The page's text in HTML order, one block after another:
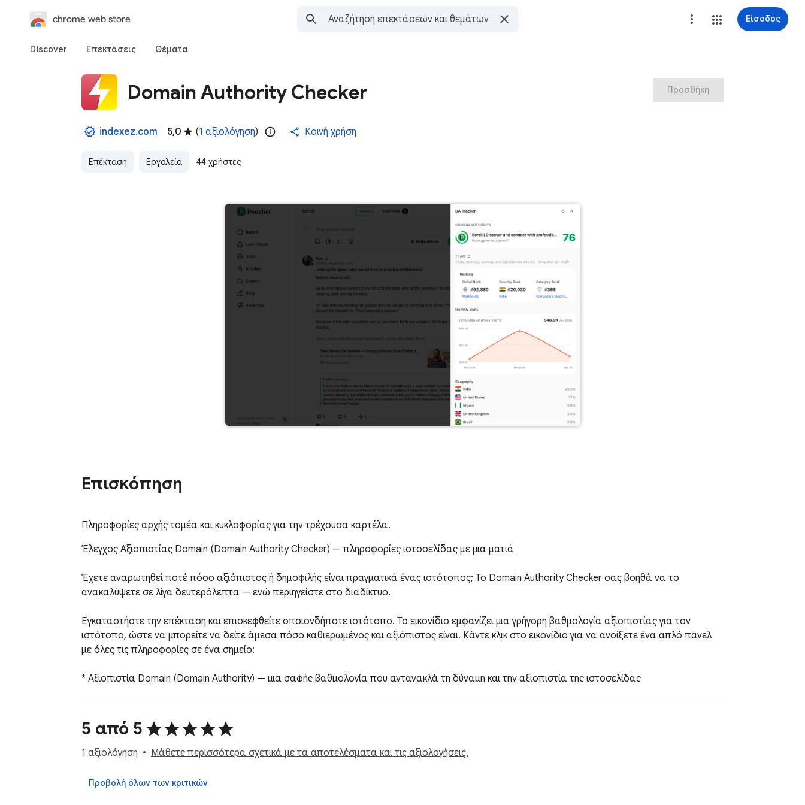
chrome web store Είσοδος
Discover Επεκτάσεις Θέματα
Domain Authority Checker
indexez.com 5,0 (1 αξιολόγηση) Κοινή χρήση
Επέκταση Εργαλεία 44 χρήστες
Προσθήκη
Επισκόπηση
Πληροφορίες αρχής τομέα και κυκλοφορίας για την τρέχουσα καρτέλα.
Έλεγχος Αξιοπιστίας Domain (Domain Authority Checker) — πληροφορίες ιστοσελίδας με μια ματιά
Έχετε αναρωτηθεί ποτέ πόσο αξιόπιστος ή δημοφιλής είναι πραγματικά ένας ιστότοπος; Το Domain Authority Checker σας βοηθά να το
ανακαλύψετε σε λίγα δευτερόλεπτα — ενώ περιηγείστε στο διαδίκτυο.
Εγκαταστήστε την επέκταση και επισκεφθείτε οποιονδήποτε ιστότοπο. Το εικονίδιο εμφανίζει μια γρήγορη βαθμολογία αξιοπιστίας για τον
ιστότοπο, ώστε να μπορείτε να δείτε άμεσα πόσο καθιερωμένος και αξιόπιστος είναι. Κάντε κλικ στο εικονίδιο για να ανοίξετε ένα απλό πάνελ
με όλες τις πληροφορίες σε ένα σημείο:
* Αξιοπιστία Domain (Domain Authority) — μια σαφής βαθμολογία που αντανακλά τη δύναμη και την αξιοπιστία της ιστοσελίδας
* Επισκόπηση επισκεψιμότητας — εκτιμώμενες μηνιαίες επισκέψεις, προέλευση επισκεπτών και κατάταξη της ιστοσελίδας παγκοσμίως και στην
κατηγορία της
* Κορυφαίες λέξεις-κλειδιά — όροι αναζήτησης που χρησιμοποιούν οι χρήστες για να βρουν αυτή την ιστοσελίδα
* Παρόμοιοι ιστότοποι — άλλες ιστοσελίδες στον ίδιο χώρο με τις δικές τους βαθμολογίες, ώστε να μπορείτε να τις συγκρίνετε εύκολα
5 από 5
1 αξιολόγηση Μάθετε περισσότερα σχετικά με τα αποτελέσματα και τις αξιολογήσεις.
Προβολή όλων των κριτικών